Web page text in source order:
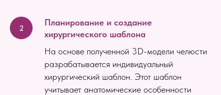
Планирование и создание
хирургического шаблона
На основе полученной 3D-модели челюсти
разрабатывается индивидуальный
хирургический шаблон. Этот шаблон
учитывает анатомические особенности